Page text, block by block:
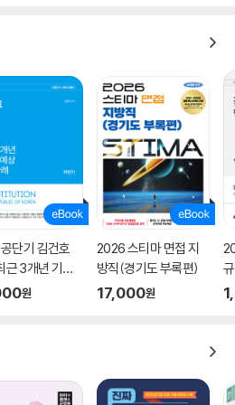
단기 김건호
근 3개년 기출·
법판례 하반기
원
2026 스티마 면접 지
방직(경기도 부록편)
17,000원
9